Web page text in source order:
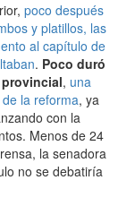
poco después
y platillos, las
al capítulo de
. Poco duró
, una
la reforma, ya
con la
Menos de 24
la senadora
no se debatiría